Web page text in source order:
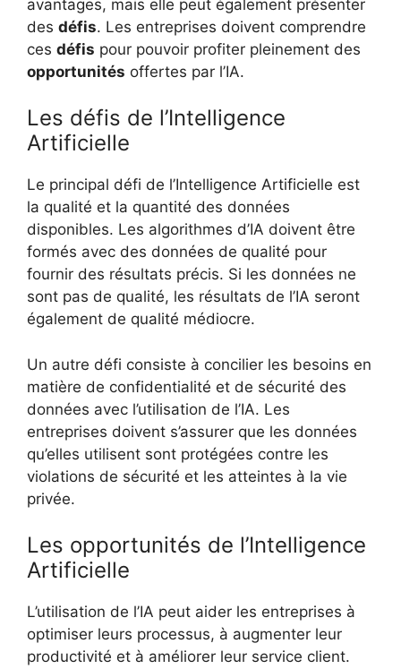
avantages, mais elle peut également présenter
des défis. Les entreprises doivent comprendre
ces défis pour pouvoir profiter pleinement des
opportunités offertes par l’IA.
Les défis de l’Intelligence
Artificielle
Le principal défi de l’Intelligence Artificielle est
la qualité et la quantité des données
disponibles. Les algorithmes d’IA doivent être
formés avec des données de qualité pour
fournir des résultats précis. Si les données ne
sont pas de qualité, les résultats de l’IA seront
également de qualité médiocre.
Un autre défi consiste à concilier les besoins en
matière de confidentialité et de sécurité des
données avec l’utilisation de l’IA. Les
entreprises doivent s’assurer que les données
qu’elles utilisent sont protégées contre les
violations de sécurité et les atteintes à la vie
privée.
Les opportunités de l’Intelligence
Artificielle
L’utilisation de l’IA peut aider les entreprises à
optimiser leurs processus, à augmenter leur
productivité et à améliorer leur service client.